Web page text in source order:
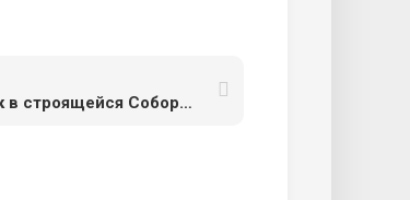
Субботник в строящейся Соборной мечети